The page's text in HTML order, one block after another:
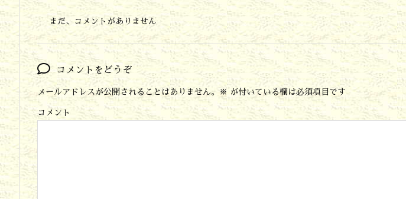
ょ
う
業
務
範
まだ、コメントがありません
コメントをどうぞ
メールアドレスが公開されることはありません。 ※ が付いている欄は必須項目です
コメント